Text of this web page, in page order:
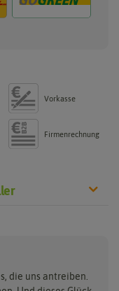
Vorkasse
Firmenrechnung
die uns antreiben.